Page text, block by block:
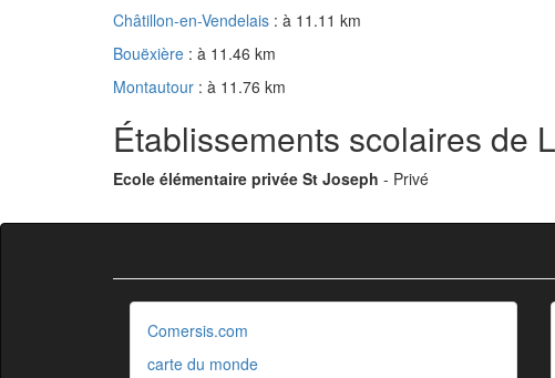
Châtillon-en-Vendelais : à 11.11 km
Bouëxière : à 11.46 km
Montautour : à 11.76 km
Établissements scolaires de
Ecole élémentaire privée St Joseph - Privé
Comersis.com
carte du monde